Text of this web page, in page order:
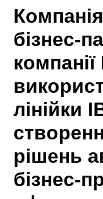
Компанія
бізнес-
лінійки
рішень
бізнес-